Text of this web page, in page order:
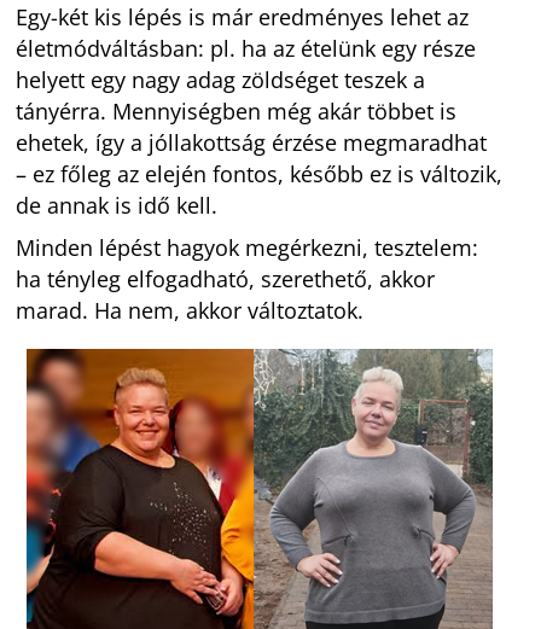
Egy-két kis lépés is már eredményes lehet az
életmódváltásban: pl. ha az ételünk egy része
helyett egy nagy adag zöldséget teszek a
tányérra. Mennyiségben még akár többet is
ehetek, így a jóllakottság érzése megmaradhat
– ez főleg az elején fontos, később ez is változik,
de annak is idő kell.
Minden lépést hagyok megérkezni, tesztelem:
ha tényleg elfogadható, szerethető, akkor
marad. Ha nem, akkor változtatok.